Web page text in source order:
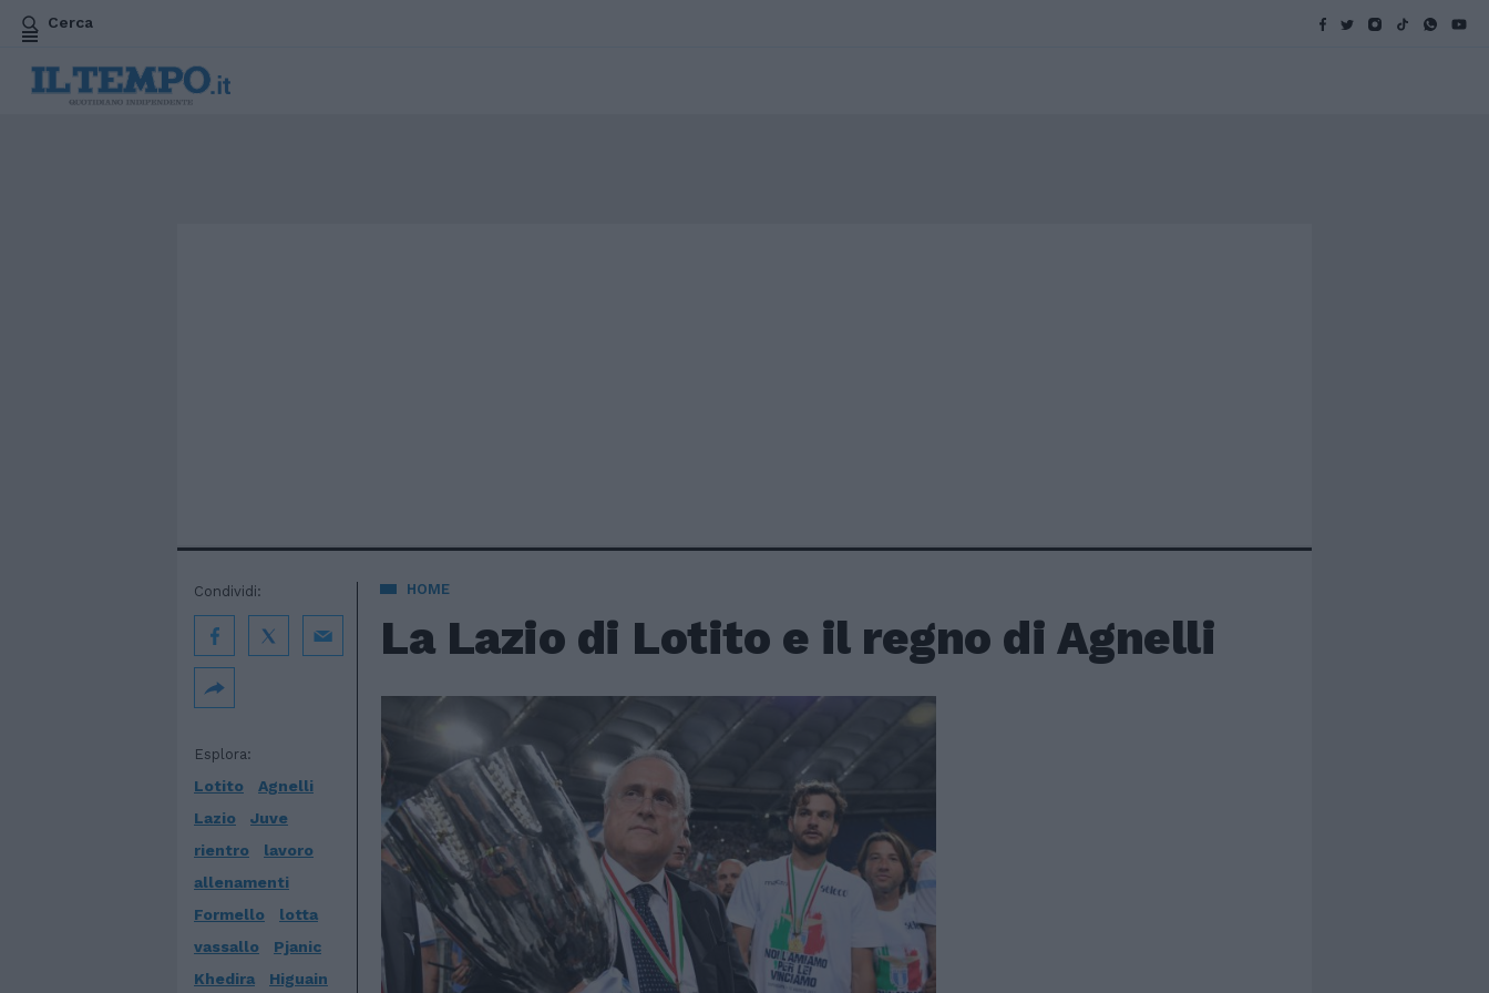
Cerca
HOME
La Lazio di Lotito e il regno di Agnelli
Esplora:
Lotito
Agnelli
Lazio
Juve
rientro
lavoro
allenamenti
Formello
lotta
vassallo
Pjanic
Khedira
Higuain
Condividi: